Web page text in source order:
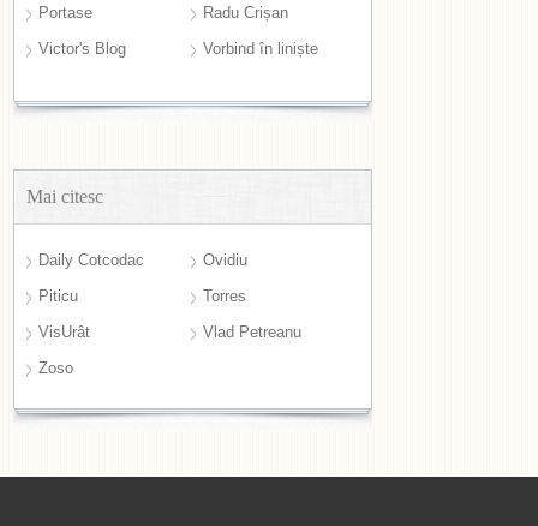
Portase
Radu Crișan
Victor's Blog
Vorbind în liniște
Mai citesc
Daily Cotcodac
Ovidiu
Piticu
Torres
VisUrât
Vlad Petreanu
Zoso